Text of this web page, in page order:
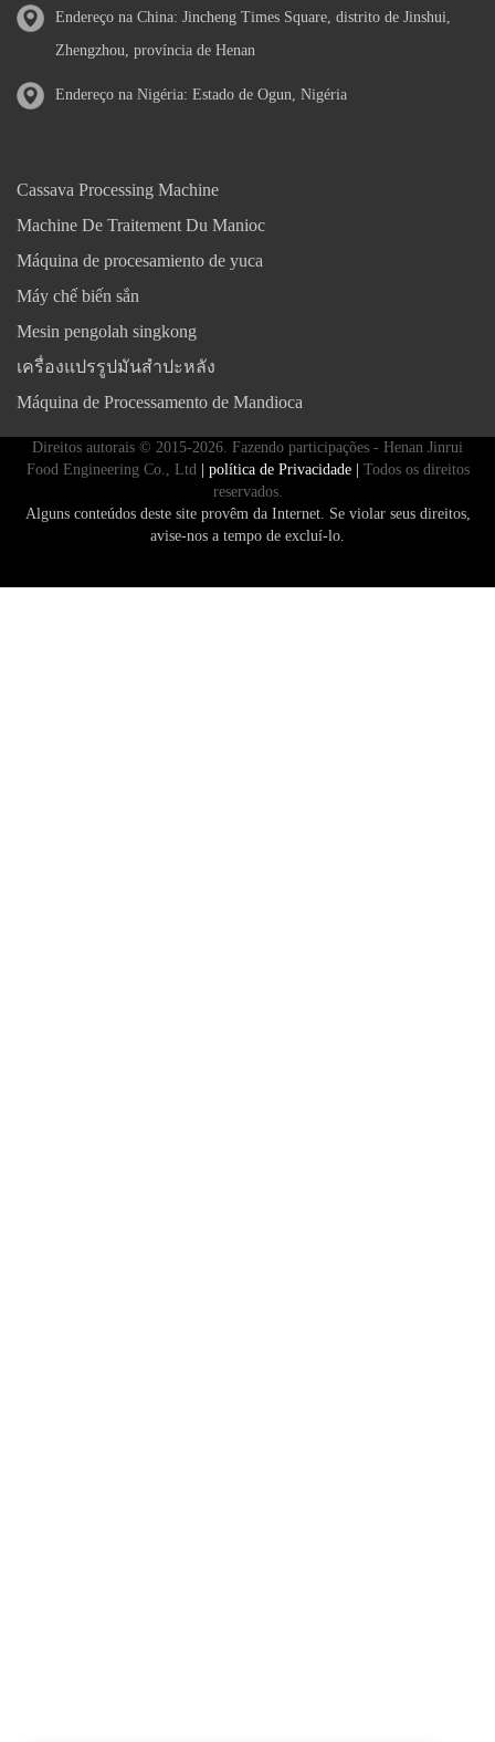
Endereço na China: Jincheng Times Square, distrito de Jinshui,
Zhengzhou, província de Henan
Endereço na Nigéria: Estado de Ogun, Nigéria
Cassava Processing Machine
Machine De Traitement Du Manioc
Máquina de procesamiento de yuca
Máy chế biến sắn
Mesin pengolah singkong
เครื่องแปรรูปมันสำปะหลัง
Máquina de Processamento de Mandioca
Direitos autorais © 2015-2026. Fazendo participações - Henan Jinrui
Food Engineering Co., Ltd| política de Privacidade |
Todos os direitos
reservados.
Alguns conteúdos deste site provêm da Internet. Se violar seus direitos,
avise-nos a tempo de excluí-lo.